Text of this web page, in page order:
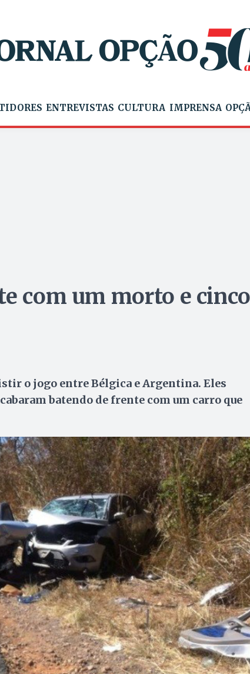
ENTREVISTAS CULTURA IMPRENSA
com um morto e cinco
o jogo entre Bélgica e Argentina. Eles
batendo de frente com um carro que